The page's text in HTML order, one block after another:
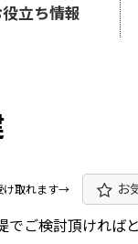
立ち情報
け取れます→ お
ご検討頂ければと